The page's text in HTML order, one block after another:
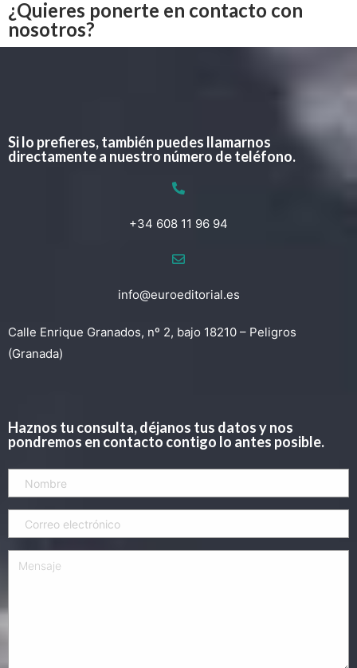
¿Quieres ponerte en contacto con
nosotros?
Si lo prefieres, también puedes llamarnos
directamente a nuestro número de teléfono.
+34 608 11 96 94
info@euroeditorial.es
Calle Enrique Granados, nº 2, bajo 18210 – Peligros
(Granada)
Haznos tu consulta, déjanos tus datos y nos
pondremos en contacto contigo lo antes posible.